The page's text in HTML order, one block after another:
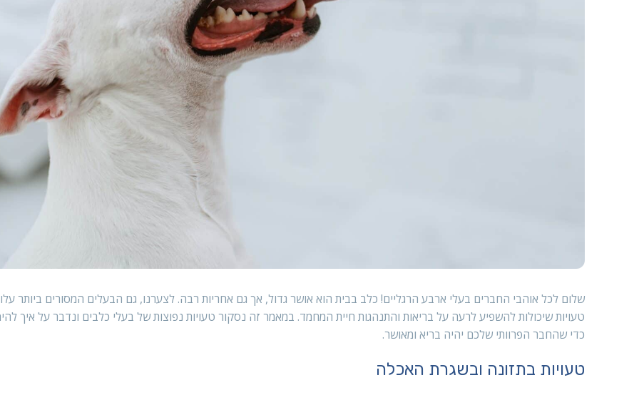
שלום לכל אוהבי החברים בעלי ארבע הרגליים! כלב בבית הוא אושר גדול, אך גם אחריות רבה. לצערנו, גם הבעלים המסורים ביותר
טעויות שיכולות להשפיע לרעה על בריאות והתנהגות חיית המחמד. במאמר זה נסקור טעויות נפוצות של בעלי כלבים ונדבר על איך
כדי שהחבר הפרוותי שלכם יהיה בריא ומאושר.
טעויות בתזונה ובשגרת האכלה